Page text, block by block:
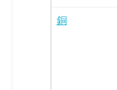
銅